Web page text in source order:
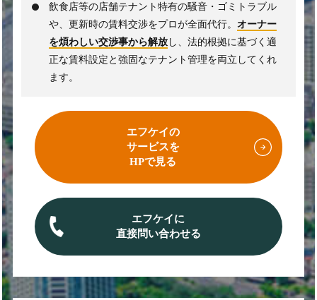
飲食店等の店舗テナント特有の騒音・ゴミトラブル
や、更新時の賃料交渉をプロが全面代行。 オーナー
を煩わしい交渉事から解放し、法的根拠に基づく適
正な賃料設定と強固なテナント管理を両立してくれ
ます。
エフケイの
サービスを
HPで見る
エフケイに
直接問い合わせる